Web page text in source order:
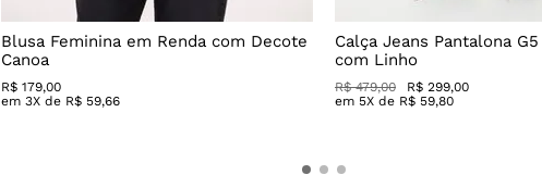
Blusa Feminina em Renda com Decote
Canoa
R$ 179,00
em3X de R$ 59,66
Calça Jeans Pantalona G5
com Linho
R$ 479,00 R$ 299,00
em 5X de R$ 59,80